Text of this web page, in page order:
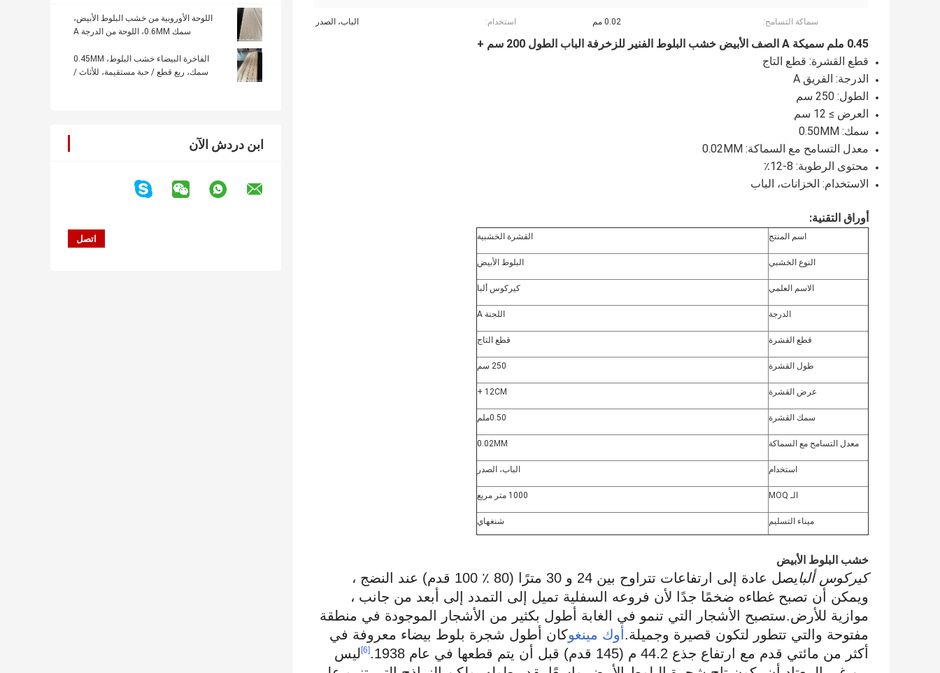
اللوحة الأوروبية من خشب البلوط الأبيض،
سمك 0.6MM، اللوحة من الدرجة A
الفاخرة البيضاء خشب البلوط، 0.45MM
سمك، ربع قطع / حبة مستقيمة، للأثاث /
ابن دردش الآن
سماكة التسامح: 0.02 مم استخدام: الباب، الصدر
0.45 ملم سميكة A الصف الأبيض خشب البلوط الفنير للزخرفة الباب الطول 200 سم +
قطع القشرة: قطع التاج
الدرجة: الفريق A
الطول: 250 سم
العرض ≥ 12 سم
سمك: 0.50MM
معدل التسامح مع السماكة: 0.02MM
محتوى الرطوبة: 8-12٪
الاستخدام: الخزانات، الباب
أوراق التقنية:
اسم المنتج القشرة الخشبية
النوع الخشبي البلوط الأبيض
الاسم العلمي كيركوس ألبا
الدرجة اللجنة A
قطع القشرة قطع التاج
طول القشرة 250 سم
عرض القشرة 12CM +
سمك القشرة 0.50ملم
معدل التسامح مع السماكة 0.02MM
استخدام الباب، الصدر
الـ MOQ 1000 متر مربع
ميناء التسليم شنغهاي
خشب البلوط الأبيض
كيركوس ألبا
يصل عادة إلى ارتفاعات تتراوح بين 24 و 30 مترًا (80 ٪ 100 قدم) عند النضج ،
ويمكن أن تصبح غطاءه ضخمًا جدًا لأن فروعه السفلية تميل إلى التمدد إلى أبعد من جانب ،
موازية للأرض.ستصبح الأشجار التي تنمو في الغابة أطول بكثير من الأشجار الموجودة في منطقة
مفتوحة والتي تتطور لتكون قصيرة وجميلة. أوك مينغوكان أطول شجرة بلوط بيضاء معروفة في
أكثر من مائتي قدم مع ارتفاع جذع 44.2 م (145 قدم) قبل أن يتم قطعها في عام 1938.
[6]
ليس